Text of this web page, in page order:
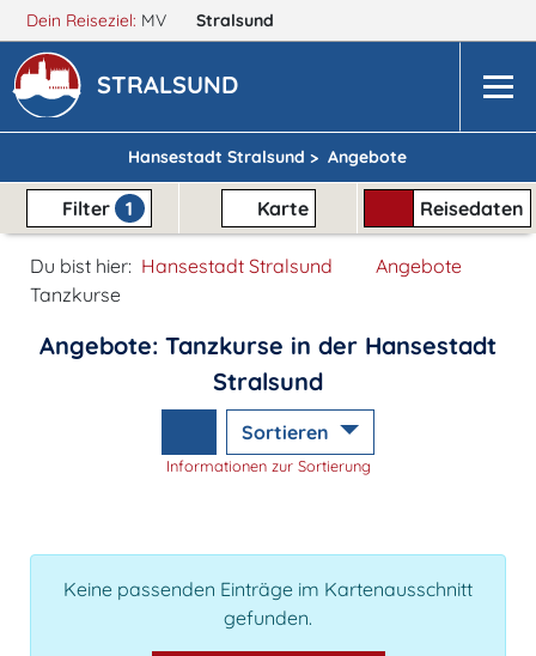
Dein Reiseziel: MV Stralsund
STRALSUND
Hansestadt Stralsund > Angebote
Filter 1 Karte Reisedaten
Du bist hier: Hansestadt Stralsund
Angebote
Tanzkurse
Angebote: Tanzkurse in der Hansestadt
Stralsund
Sortieren
Informationen zur Sortierung
Keine passenden Einträge im Kartenausschnitt
gefunden.